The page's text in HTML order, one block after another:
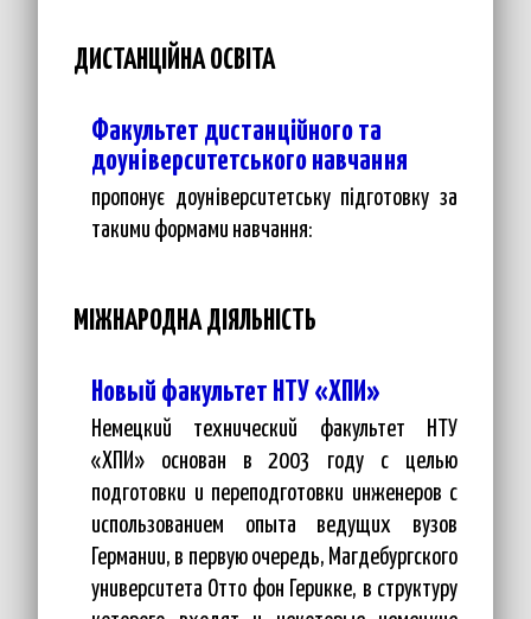
ДИСТАНЦІЙНА ОСВІТА
Факультет дистанційного та
доуніверситетського навчання
пропонує доуніверситетську підготовку за
такими формами навчання:
МІЖНАРОДНА ДІЯЛЬНІСТЬ
Новый факультет НТУ «ХПИ»
Немецкий технический факультет НТУ
«ХПИ» основан в 2003 году с целью
подготовки и переподготовки инженеров с
использованием опыта ведущих вузов
Германии, в первую очередь, Магдебургского
университета Отто фон Герикке, в структуру